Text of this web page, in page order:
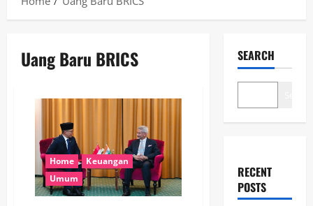
Uang Baru BRICS
Home
Keuangan
Umum
SEARCH
RECENT
POSTS